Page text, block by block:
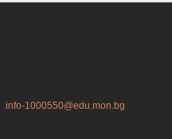
info-1000550@edu.mon.bg